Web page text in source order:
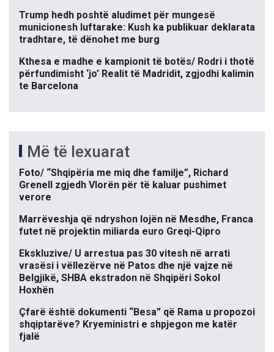
Trump hedh poshtë aludimet për mungesë
municionesh luftarake: Kush ka publikuar deklarata
tradhtare, të dënohet me burg
Kthesa e madhe e kampionit të botës/ Rodri i thotë
përfundimisht ‘jo’ Realit të Madridit, zgjodhi kalimin
te Barcelona
Më të lexuarat
Foto/ “Shqipëria me miq dhe familje”, Richard
Grenell zgjedh Vlorën për të kaluar pushimet
verore
Marrëveshja që ndryshon lojën në Mesdhe, Franca
futet në projektin miliarda euro Greqi-Qipro
Ekskluzive/ U arrestua pas 30 vitesh në arrati
vrasësi i vëllezërve në Patos dhe një vajze në
Belgjikë, SHBA ekstradon në Shqipëri Sokol
Hoxhën
Çfarë është dokumenti “Besa” që Rama u propozoi
shqiptarëve? Kryeministri e shpjegon me katër
fjalë